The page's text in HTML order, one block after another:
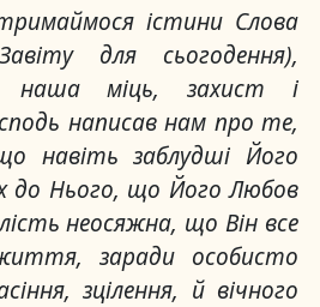
істини Слова
для сьогодення),
міць, захист і
написав нам про те,
навіть заблудші Його
Нього, що Його Любов
неосяжна, що Він все
заради особисто
зцілення, й вічного